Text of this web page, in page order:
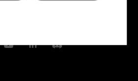
YoutubeLinkedinDiscord